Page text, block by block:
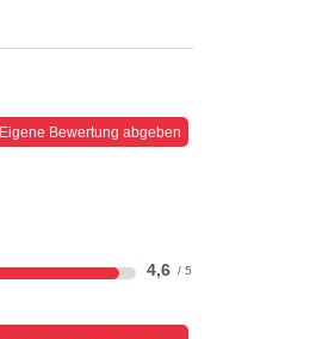
Eigene Bewertung abgeben
4,6